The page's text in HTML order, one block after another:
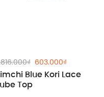
₫ Giá
là:
603.000₫Giá
tại
Blue Kori Lace
Top